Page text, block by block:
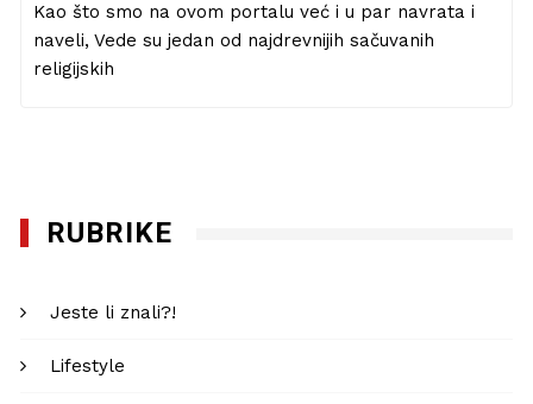
Kao što smo na ovom portalu već i u par navrata i
naveli, Vede su jedan od najdrevnijih sačuvanih
religijskih
RUBRIKE
Jeste li znali?!
Lifestyle